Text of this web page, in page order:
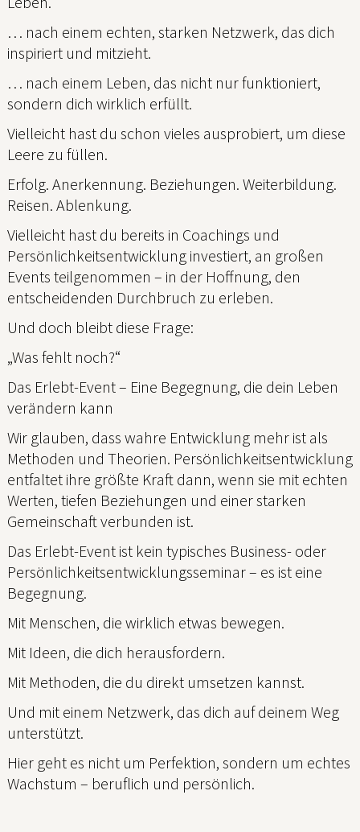
… nach einem echten, starken Netzwerk, das dich
inspiriert und mitzieht.
… nach einem Leben, das nicht nur funktioniert,
sondern dich wirklich erfüllt.
Vielleicht hast du schon vieles ausprobiert, um diese
Leere zu füllen.
Erfolg. Anerkennung. Beziehungen. Weiterbildung.
Reisen. Ablenkung.
Vielleicht hast du bereits in Coachings und
Persönlichkeitsentwicklung investiert, an großen
Events teilgenommen – in der Hoffnung, den
entscheidenden Durchbruch zu erleben.
Und doch bleibt diese Frage:
„Was fehlt noch?“
Das Erlebt-Event – Eine Begegnung, die dein Leben
verändern kann
Wir glauben, dass wahre Entwicklung mehr ist als
Methoden und Theorien. Persönlichkeitsentwicklung
entfaltet ihre größte Kraft dann, wenn sie mit echten
Werten, tiefen Beziehungen und einer starken
Gemeinschaft verbunden ist.
Das Erlebt-Event ist kein typisches Business- oder
Persönlichkeitsentwicklungsseminar – es ist eine
Begegnung.
Mit Menschen, die wirklich etwas bewegen.
Mit Ideen, die dich herausfordern.
Mit Methoden, die du direkt umsetzen kannst.
Und mit einem Netzwerk, das dich auf deinem Weg
unterstützt.
Hier geht es nicht um Perfektion, sondern um echtes
Wachstum – beruflich und persönlich.